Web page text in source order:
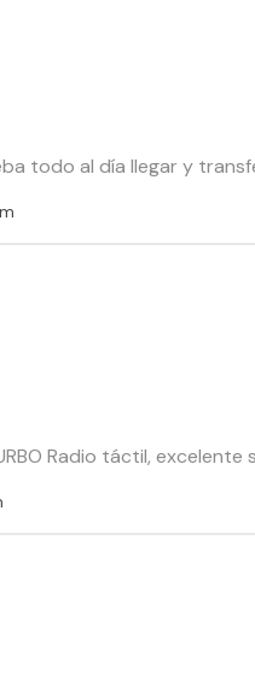
todo al día llegar y
TURBO Radio táctil,